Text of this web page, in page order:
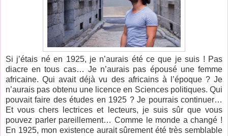
Si j’étais né en 1925, je n’aurais été ce que je suis ! Pas
diacre en tous cas… Je n’aurais pas épousé une femme
africaine. Qui avait déjà vu des africains à l’époque ? Je
n’aurais pas obtenu une licence en Sciences politiques. Qui
pouvait faire des études en 1925 ? Je pourrais continuer…
Et vous chers lectrices et lecteurs, je suis sûr que vous
pouvez parler pareillement… Comme le monde a changé !
En 1925, mon existence aurait sûrement été très semblable